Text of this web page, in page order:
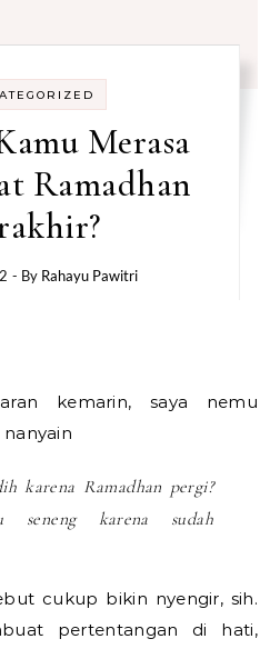
Merasa
Ramadhan
- By Rahayu Pawitri
kemarin, saya nemu
karena Ramadhan pergi?
seneng karena sudah
cukup bikin nyengir, sih.
pertentangan di hati,